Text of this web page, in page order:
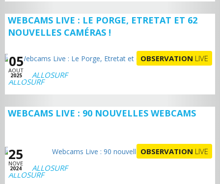
WEBCAMS LIVE : LE PORGE, ETRETAT ET 62
NOUVELLES CAMÉRAS !
05
AOUT
2025
OBSERVATION LIVE
ALLOSURF
WEBCAMS LIVE : 90 NOUVELLES WEBCAMS
25
NOVE
2024
OBSERVATION LIVE
ALLOSURF